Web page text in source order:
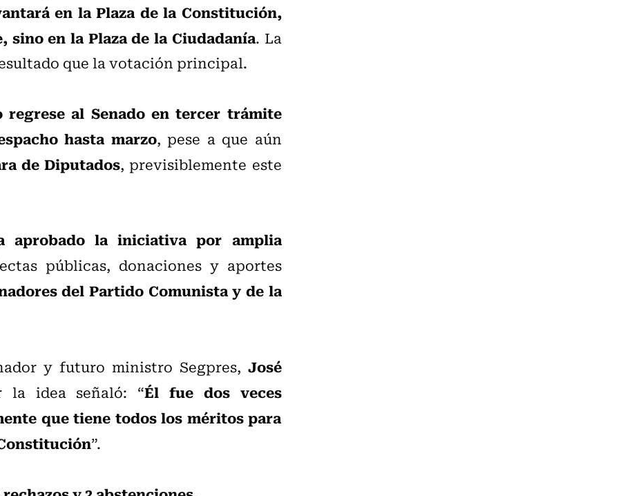
en la Plaza de la Constitución,
en la Plaza de la Ciudadanía. La
que la votación principal.
regrese al Senado en tercer trámite
hasta marzo, pese a que aún
de Diputados, previsiblemente este
aprobado la iniciativa por amplia
públicas, donaciones y aportes
del Partido Comunista y de la
y futuro ministro Segpres, José
la idea señaló: “Él fue dos veces
que tiene todos los méritos para
”.